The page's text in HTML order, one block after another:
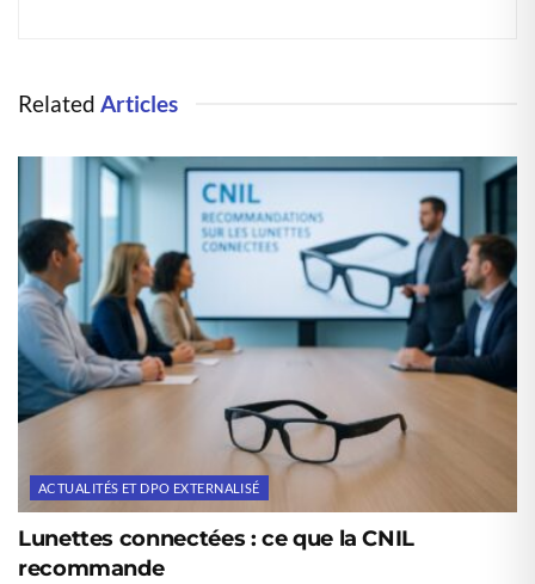
Related Articles
ACTUALITÉS ET DPO EXTERNALISÉ
Lunettes connectées : ce que la CNIL
recommande